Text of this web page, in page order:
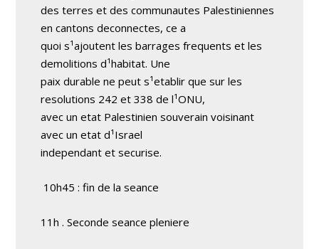
des terres et des communautes Palestiniennes
en cantons deconnectes, ce a
quoi s¹ajoutent les barrages frequents et les
demolitions d¹habitat. Une
paix durable ne peut s¹etablir que sur les
resolutions 242 et 338 de l¹ONU,
avec un etat Palestinien souverain voisinant
avec un etat d¹Israel
independant et securise.
10h45 : fin de la seance
11h . Seconde seance pleniere